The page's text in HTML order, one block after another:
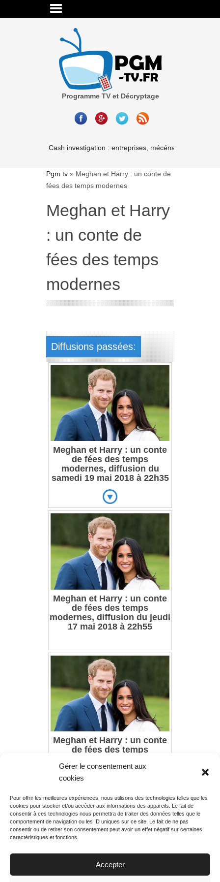
Gérer le consentement aux
cookies
Pour offrir les meilleures expériences, nous utilisons des technologies telles que les
cookies pour stocker et/ou accéder aux informations des appareils. Le fait de
consentir à ces technologies nous permettra de traiter des données telles que le
comportement de navigation ou les ID uniques sur ce site. Le fait de ne pas
consentir ou de retirer son consentement peut avoir un effet négatif sur certaines
caractéristiques et fonctions.
Accepter
Programme TV et Décryptage
Cash investigation : entreprises, mécénat,
Pgm tv » Meghan et Harry : un conte de
fées des temps modernes
Meghan et Harry
: un conte de
fées des temps
modernes
Diffusions passées:
Meghan et Harry : un conte
de fées des temps
modernes, diffusion du
samedi 19 mai 2018 à 22h35
Meghan et Harry : un conte
de fées des temps
modernes, diffusion du jeudi
17 mai 2018 à 22h55
Meghan et Harry : un conte
de fées des temps
mercredi 16 mai 2018 à
Rechercher votre
programme
Votre soirée :